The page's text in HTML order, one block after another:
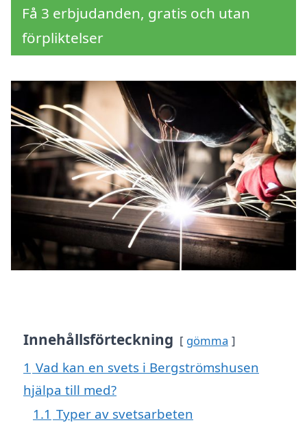
Få 3 erbjudanden, gratis och utan
förpliktelser
Innehållsförteckning gömma
1 Vad kan en svets i Bergströmshusen
hjälpa till med?
1.1 Typer av svetsarbeten